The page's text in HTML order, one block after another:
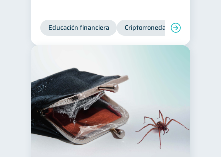
Educación financiera Criptomonedas